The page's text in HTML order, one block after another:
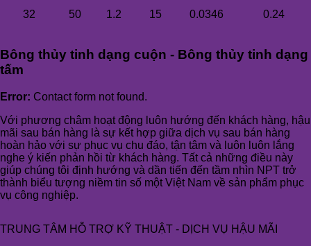
32 50 1.2 15 0.0346 0.24
Bông thủy tinh dạng cuộn - Bông thủy tinh dạng
tấm
Error: Contact form not found.
Với phương châm hoạt động luôn hướng đến khách hàng, hậu
mãi sau bán hàng là sự kết hợp giữa dịch vụ sau bán hàng
hoàn hảo với sự phục vụ chu đáo, tận tâm và luôn luôn lắng
nghe ý kiến phản hồi từ khách hàng. Tất cả những điều này
giúp chúng tôi định hướng và dần tiến đến tầm nhìn NPT trở
thành biểu tượng niềm tin số một Việt Nam về sản phẩm phục
vụ công nghiệp.
TRUNG TÂM HỖ TRỢ KỸ THUẬT - DỊCH VỤ HẬU MÃI